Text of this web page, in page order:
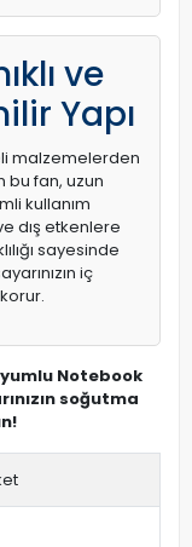
ve
Yapı
malzemelerden
bu fan, uzun
kullanım
dış etkenlere
sayesinde
iç
Notebook
soğutma